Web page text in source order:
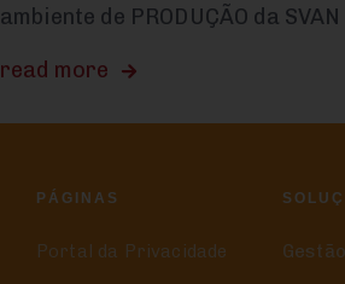
ambiente de PRODUÇÃO da
read more
PÁGINAS
Portal da Privacidade